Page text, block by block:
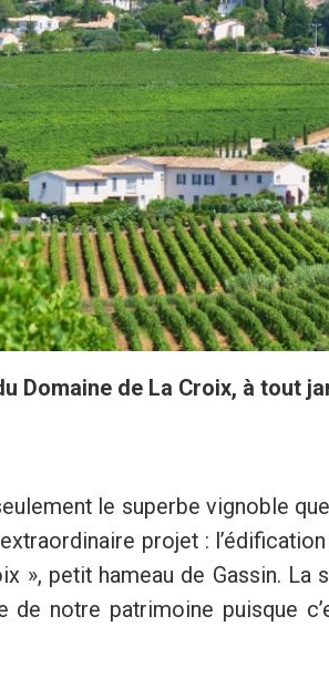
Domaine de La Croix, à tout
le superbe vignoble
projet :
», petit hameau de Gassin. La
notre patrimoine puisque